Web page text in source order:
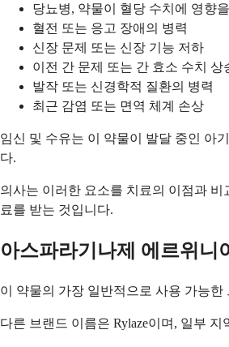
당뇨병, 약물이 혈당 수치에 영향
혈전 또는 응고 장애의 병력
신장 문제 또는 신장 기능 저하
이전 간 문제 또는 간 효소 수치 상
발작 또는 신경학적 질환의 병력
최근 감염 또는 면역 체계 손상
임신 및 수유는 이 약물이 발달 중인 아
다.
의사는 이러한 요소를 치료의 이점과
료를 받는 것입니다.
아스파라기나제 에르위니
이 약물의 가장 일반적으로 사용 가능한
다른 브랜드 이름은 Rylaze이며, 일부